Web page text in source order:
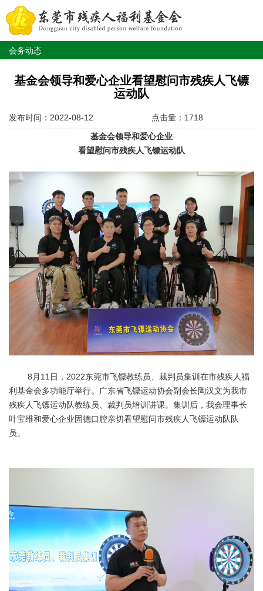
会务动态
基金会领导和爱心企业看望慰问市残疾人飞镖
运动队
发布时间：2022-08-12
点击量：1718
基金会领导和爱心企业
看望慰问市残疾人飞镖运动队
8月11日，2022东莞市飞镖教练员、裁判员集训在市残疾人福
利基金会多功能厅举行。广东省飞镖运动协会副会长陶汉文为我市
残疾人飞镖运动队教练员、裁判员培训讲课。集训后，我会理事长
叶宝维和爱心企业固德口腔亲切看望慰问市残疾人飞镖运动队队
员。